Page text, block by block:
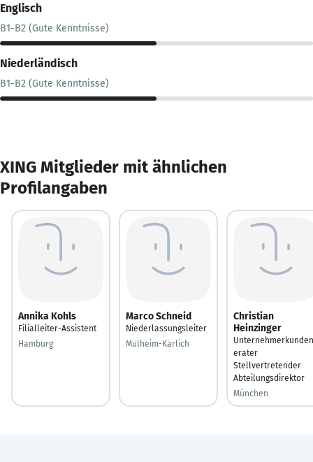
Englisch
B1-B2 (Gute Kenntnisse)
Niederländisch
B1-B2 (Gute Kenntnisse)
XING Mitglieder mit ähnlichen
Profilangaben
Annika Kohls
Filialleiter-Assistent
Hamburg
Marco Schneid
Niederlassungsleiter
Mülheim-Kärlich
Christian
Heinzinger
erater
Stellvertretender
Abteilungsdirektor
München